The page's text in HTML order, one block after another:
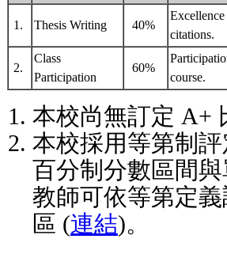
1. Thesis Writing 40%
citations.
2.
Class
Participation
60%
course.
本校尚無訂定 A+
本校採用等第制
百分制分數區間
教師可依等第定
區 (連結)。